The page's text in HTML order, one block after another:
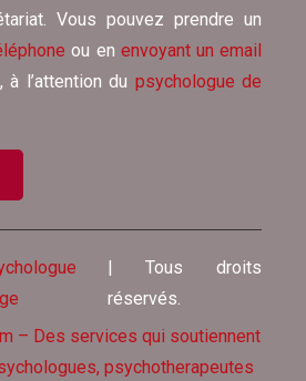
Vous pouvez prendre un
ou en envoyant un email
l’attention du psychologue de
| Tous droits
réservés.
– Des services qui soutiennent
psychotherapeutes